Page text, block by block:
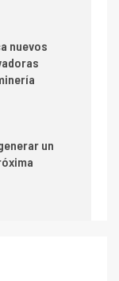
de US$
sus
nuevos
un